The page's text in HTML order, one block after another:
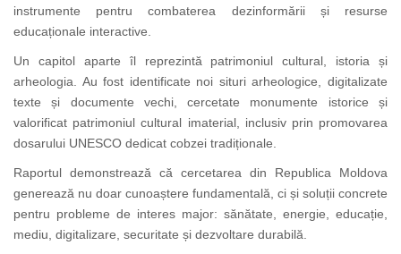
instrumente pentru combaterea dezinformării și resurse
educaționale interactive.
Un capitol aparte îl reprezintă patrimoniul cultural, istoria și
arheologia. Au fost identificate noi situri arheologice, digitalizate
texte și documente vechi, cercetate monumente istorice și
valorificat patrimoniul cultural imaterial, inclusiv prin promovarea
dosarului UNESCO dedicat cobzei tradiționale.
Raportul demonstrează că cercetarea din Republica Moldova
generează nu doar cunoaștere fundamentală, ci și soluții concrete
pentru probleme de interes major: sănătate, energie, educație,
mediu, digitalizare, securitate și dezvoltare durabilă.